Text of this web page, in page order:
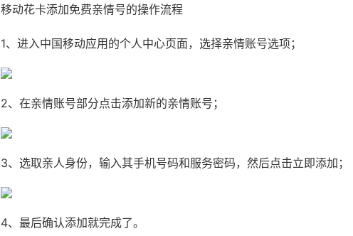
移动花卡添加免费亲情号的操作流程
1、进入中国移动应用的个人中心页面，选择亲情账号选项；
2、在亲情账号部分点击添加新的亲情账号；
3、选取亲人身份，输入其手机号码和服务密码，然后点击立即添加；
4、最后确认添加就完成了。